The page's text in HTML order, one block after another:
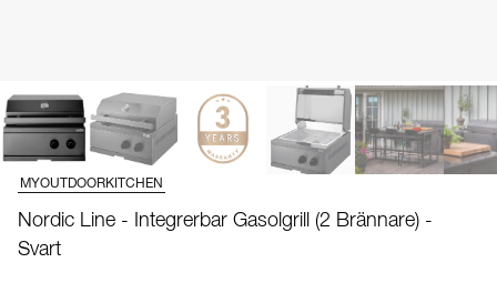
MYOUTDOORKITCHEN
Nordic Line - Integrerbar Gasolgrill (2 Brännare) -
Svart